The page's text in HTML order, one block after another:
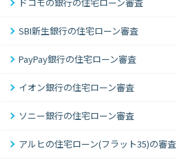
SBI新生銀行の住宅ローン審査
PayPay銀行の住宅ローン審査
イオン銀行の住宅ローン審査
ソニー銀行の住宅ローン審査
アルヒの住宅ローン(フラット35)の審査